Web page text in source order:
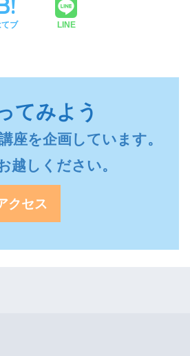
てブ LINE
てみよう
座を企画しています。
越しください。
クセス